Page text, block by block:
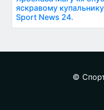
яскравому купальнику
Sport News 24.
©